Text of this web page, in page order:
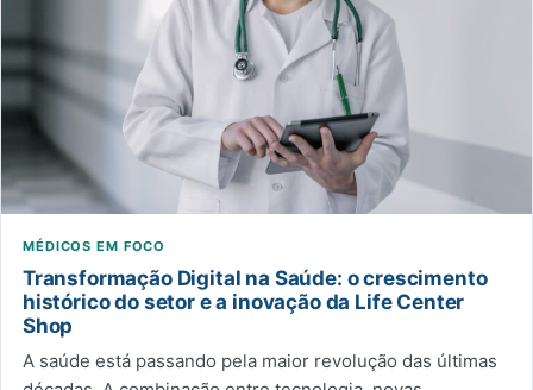
MÉDICOS EM FOCO
Transformação Digital na Saúde: o crescimento
histórico do setor e a inovação da Life Center
Shop
A saúde está passando pela maior revolução das últimas